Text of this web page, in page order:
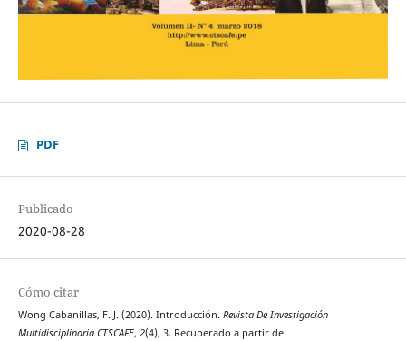
PDF
Publicado
2020-08-28
Cómo citar
Wong Cabanillas, F. J. (2020). Introducción. Revista De Investigación
Multidisciplinaria CTSCAFE, 2(4), 3. Recuperado a partir de